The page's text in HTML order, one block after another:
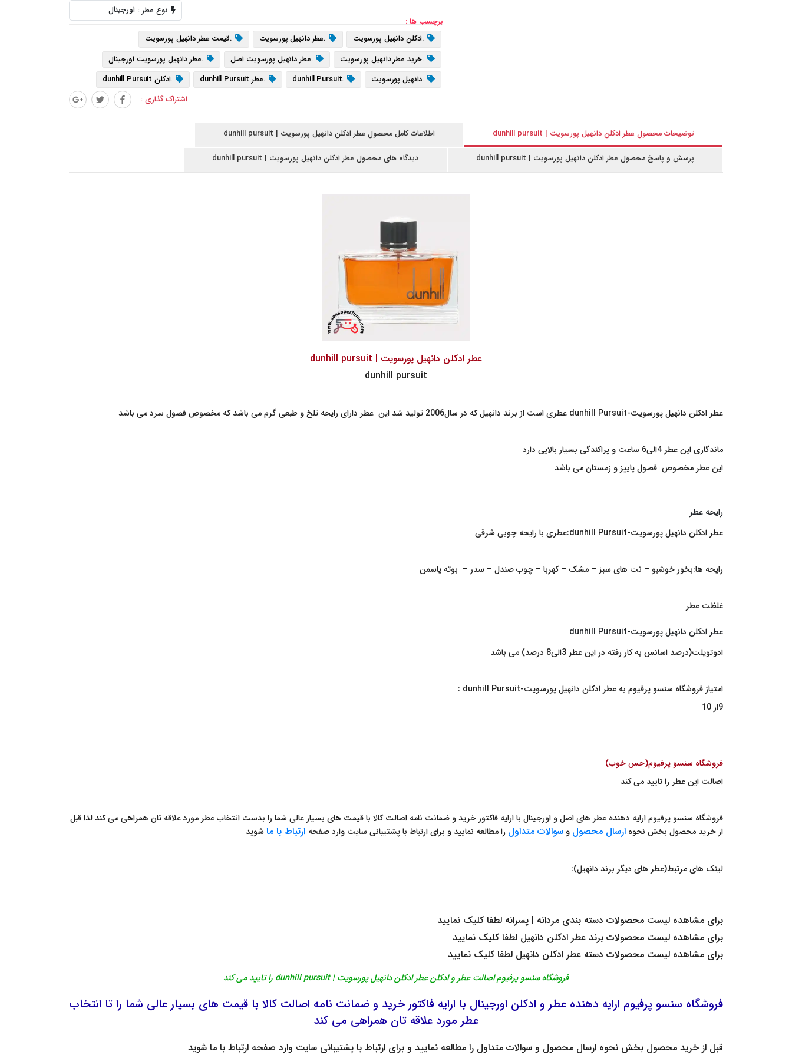
نوع عطر : اورجینال
برچسب ها :
.ادکلن دانهیل پورسویت
.عطر دانهیل پورسویت
.قیمت عطر دانهیل پورسویت
.خرید عطر دانهیل پورسویت
.عطر دانهیل پورسویت اصل
.عطر دانهیل پورسویت اورجینال
.دانهیل پورسویت
.dunhill Pursuit .عطر dunhill Pursuit
.ادکلن dunhill Pursuit
اشتراک گذاری :
توضیحات محصول عطر ادکلن دانهیل پورسویت | dunhill pursuit اطلاعات کامل محصول عطر ادکلن دانهیل پورسویت | dunhill pursuit
پرسش و پاسخ محصول عطر ادکلن دانهیل پورسویت | dunhill pursuit دیدگاه های محصول عطر ادکلن دانهیل پورسویت | dunhill pursuit
عطر ادکلن دانهیل پورسویت | dunhill pursuit
dunhill pursuit
عطر ادکلن دانهیل پورسویت-dunhill Pursuit عطری است از برند دانهیل که در سال2006 تولید شد این عطر دارای رایحه تلخ و طبعی گرم می باشد که مخصوص فصول سرد می باشد
ماندگاری این عطر 4الی6 ساعت و پراکندگی بسیار بالایی دارد
این عطر مخصوص فصول پاییز و زمستان می باشد
رایحه عطر
عطر ادکلن دانهیل پورسویت-dunhill Pursuit:
عطری با رایحه چوبی شرقی
رایحه ها:بخور خوشبو – نت های سبز – مشک – کهربا – چوب صندل – سدر – بوته یاسمن
غلظت عطر
عطر ادکلن دانهیل پورسویت-dunhill Pursuit
ادوتویلت(درصد اسانس به کار رفته در این عطر 3الی8 درصد) می باشد
امتیاز فروشگاه سنسو پرفیوم به عطر ادکلن دانهیل پورسویت-dunhill Pursuit :
9از 10
فروشگاه سنسو پرفیوم(حس خوب)
اصالت این عطر را تایید می کند
فروشگاه سنسو پرفیوم ارایه دهنده عطر های اصل و اورجینال با ارایه فاکتور خرید و ضمانت نامه اصالت کالا با قیمت های بسیار عالی شما را بدست انتخاب عطر مورد علاقه تان همراهی می کند لذا قبل
از خرید محصول بخش نحوه ارسال محصول و سوالات متداول را مطالعه نمایید و برای ارتباط با پشتیبانی سایت وارد صفحه ارتباط با ماشوید
لینک های مرتبط(عطر های دیگر برند دانهیل):
برای مشاهده لیست محصولات دسته بندی مردانه | پسرانه لطفا کلیک نمایید
برای مشاهده لیست محصولات برند عطر ادکلن دانهیل لطفا کلیک نمایید
برای مشاهده لیست محصولات دسته عطر ادکلن دانهیل لطفا کلیک نمایید
فروشگاه سنسو پرفیوم اصالت عطر و ادکلن عطر ادکلن دانهیل پورسویت | dunhill pursuit را تایید می کند
فروشگاه سنسو پرفیوم ارایه دهنده عطر و ادکلن اورجینال با ارایه فاکتور خرید و ضمانت نامه اصالت کالا با قیمت های بسیار عالی شما را تا انتخاب
عطر مورد علاقه تان همراهی می کند
قبل از خرید محصول بخش نحوه ارسال محصول و سوالات متداول را مطالعه نمایید و برای ارتباط با پشتیبانی سایت وارد صفحه ارتباط با ما شوید